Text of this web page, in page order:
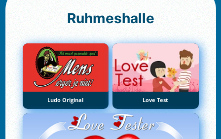
Ruhmeshalle
Ludo Original Love Test